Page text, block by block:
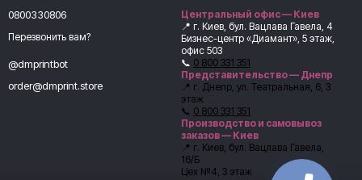
0800330806
Перезвонить вам?
@dmprintbot
order@dmprint.store
Центральный офис — Киев
📍 г. Киев, бул. Вацлава Гавела, 4
Бизнес-центр «Диамант», 5 этаж,
офис 503
📞 0 800 331 351
Представительство — Днепр
📍 г. Днепр, ул. Театральная, 6, 3
этаж
📞 0 800 331 351
Производство и самовывоз
заказов — Киев
📍 г. Киев, бул. Вацлава Гавела,
16/Б
Цех №4, 3 этаж